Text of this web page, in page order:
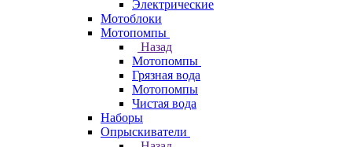
Электрические
Мотоблоки
Мотопомпы
Назад
Мотопомпы
Грязная вода
Мотопомпы
Чистая вода
Наборы
Опрыскиватели